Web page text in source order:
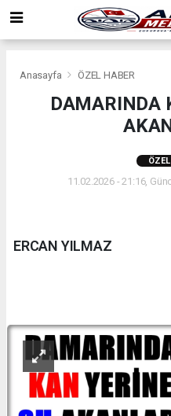
Anasayfa ÖZEL HABER
DAMARINDA
11.02.2026 - 21:16,
ERCAN YILMAZ